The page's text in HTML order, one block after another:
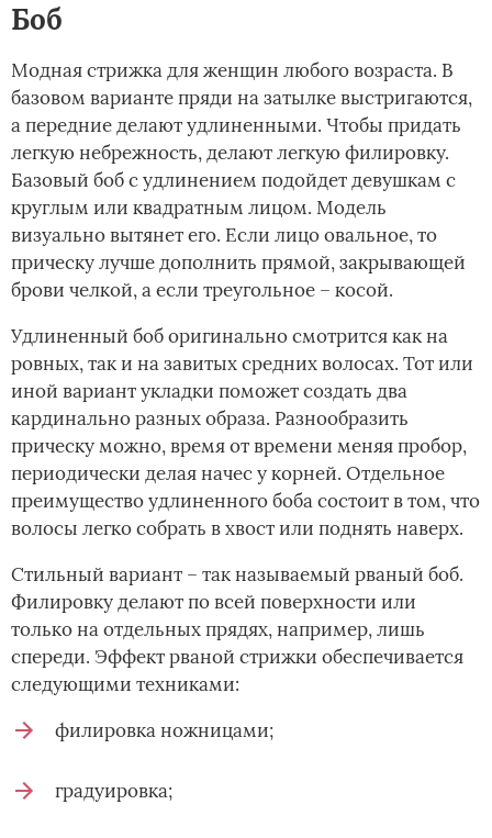
Боб
Модная стрижка для женщин любого возраста. В
базовом варианте пряди на затылке выстригаются,
а передние делают удлиненными. Чтобы придать
легкую небрежность, делают легкую филировку.
Базовый боб с удлинением подойдет девушкам с
круглым или квадратным лицом. Модель
визуально вытянет его. Если лицо овальное, то
прическу лучше дополнить прямой, закрывающей
брови челкой, а если треугольное – косой.
Удлиненный боб оригинально смотрится как на
ровных, так и на завитых средних волосах. Тот или
иной вариант укладки поможет создать два
кардинально разных образа. Разнообразить
прическу можно, время от времени меняя пробор,
периодически делая начес у корней. Отдельное
преимущество удлиненного боба состоит в том, что
волосы легко собрать в хвост или поднять наверх.
Стильный вариант – так называемый рваный боб.
Филировку делают по всей поверхности или
только на отдельных прядях, например, лишь
спереди. Эффект рваной стрижки обеспечивается
следующими техниками:
филировка ножницами;
градуировка;